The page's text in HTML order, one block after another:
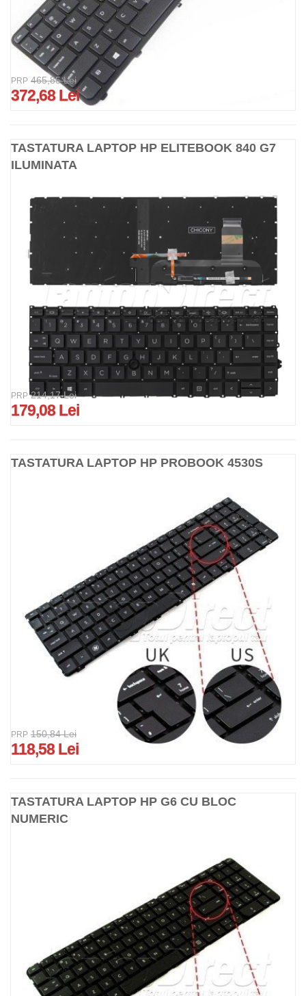
PRP 465,85 Lei
372,68 Lei
TASTATURA LAPTOP HP ELITEBOOK 840 G7
ILUMINATA
PRP 214,17 Lei
179,08 Lei
TASTATURA LAPTOP HP PROBOOK 4530S
PRP 150,84 Lei
118,58 Lei
TASTATURA LAPTOP HP G6 CU BLOC
NUMERIC